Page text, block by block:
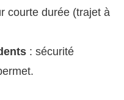
courte durée (trajet à
: sécurité